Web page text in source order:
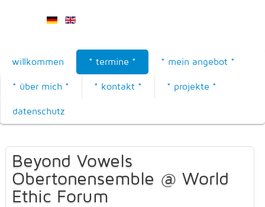
willkommen * termine * * mein angebot *
* über mich * * kontakt * * projekte *
datenschutz
Beyond Vowels
Obertonensemble @ World
Ethic Forum